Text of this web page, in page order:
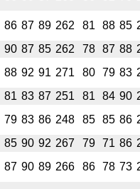
86 87 89 262 81 88 85
90 87 85 262 78 87 88
88 92 91 271 80 79 83
81 83 87 251 81 84 90
79 83 86 248 85 85 86
85 90 92 267 79 71 86
87 90 89 266 86 78 73